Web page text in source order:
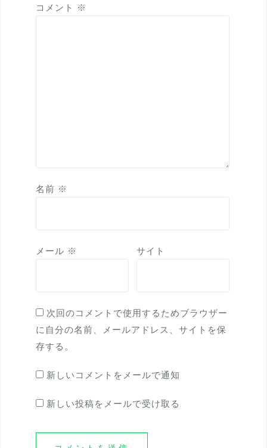
コメント ※
名前 ※
メール ※ サイト
次回のコメントで使用するためブラウザー
に自分の名前、メールアドレス、サイトを保
存する。
新しいコメントをメールで通知
新しい投稿をメールで受け取る